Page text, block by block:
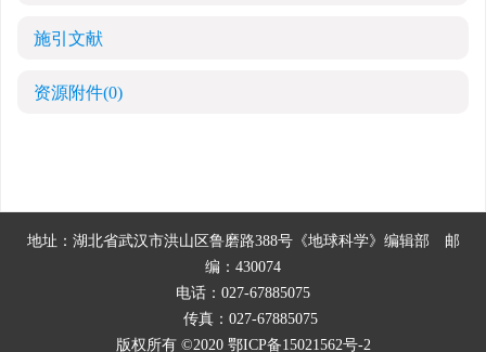
施引文献
资源附件(0)
地址：湖北省武汉市洪山区鲁磨路388号《地球科学》编辑部 邮
编：430074
电话：027-67885075
传真：027-67885075
版权所有 ©2020 鄂ICP备15021562号-2